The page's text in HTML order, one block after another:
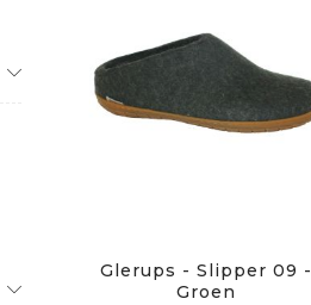
Glerups - Slipper 09 -
Groen